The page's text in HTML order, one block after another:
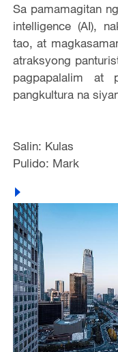
Sa pamamagitan
intelligence (AI),
tao, at
atraksyong
pagpapalalim at
pangkultura na
Salin: Kulas
Pulido: Mark